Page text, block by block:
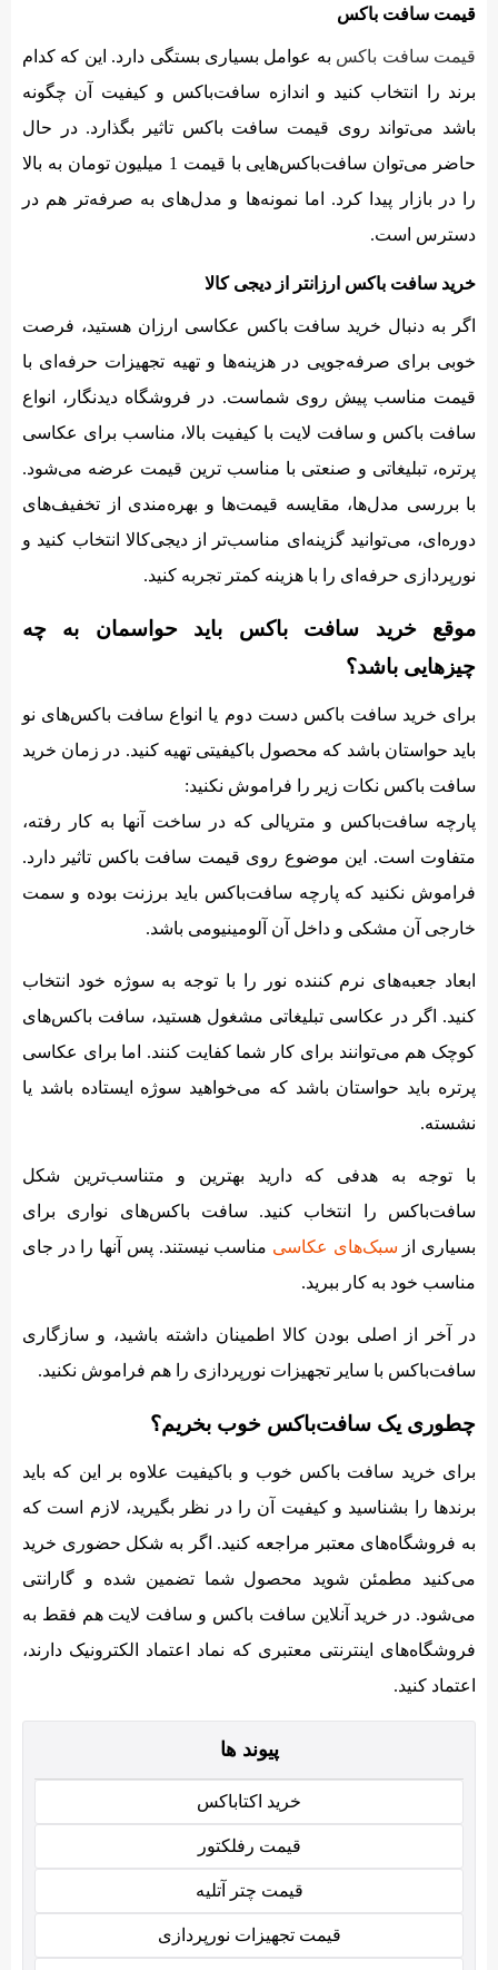
قیمت سافت باکس
قیمت سافت باکس به عوامل بسیاری بستگی دارد. این که کدام
برند را انتخاب کنید و اندازه سافت‌باکس و کیفیت آن چگونه
باشد می‌تواند روی قیمت سافت باکس تاثیر بگذارد. در حال
حاضر می‌توان سافت‌باکس‌هایی با قیمت 1 میلیون تومان به بالا
را در بازار پیدا کرد. اما نمونه‌ها و مدل‌های به صرفه‌تر هم در
دسترس است.
خرید سافت باکس ارزانتر از دیجی کالا
اگر به دنبال خرید سافت باکس عکاسی ارزان‌ هستید، فرصت
خوبی برای صرفه‌جویی در هزینه‌ها و تهیه تجهیزات حرفه‌ای با
قیمت مناسب پیش روی شماست. در فروشگاه دیدنگار، انواع
سافت باکس و سافت لایت با کیفیت بالا، مناسب برای عکاسی
پرتره، تبلیغاتی و صنعتی با مناسب ترین قیمت عرضه می‌شود.
با بررسی مدل‌ها، مقایسه قیمت‌ها و بهره‌مندی از تخفیف‌های
دوره‌ای، می‌توانید گزینه‌ای مناسب‌تر از دیجی‌کالا انتخاب کنید و
نورپردازی حرفه‌ای را با هزینه کمتر تجربه کنید.
موقع خرید سافت باکس باید حواسمان به چه
چیزهایی باشد؟
برای خرید سافت باکس دست دوم یا انواع سافت باکس‌های نو
باید حواستان باشد که محصول باکیفیتی تهیه کنید. در زمان خرید
سافت باکس نکات زیر را فراموش نکنید:
پارچه سافت‌باکس و متریالی که در ساخت آنها به کار رفته،
متفاوت است. این موضوع روی قیمت سافت باکس تاثیر دارد.
فراموش نکنید که پارچه سافت‌باکس باید برزنت بوده و سمت
خارجی آن مشکی و داخل آن آلومینیومی باشد.
ابعاد جعبه‌های نرم کننده نور را با توجه به سوژه خود انتخاب
کنید. اگر در عکاسی تبلیغاتی مشغول هستید، سافت باکس‌های
کوچک هم می‌توانند برای کار شما کفایت کنند. اما برای عکاسی
پرتره باید حواستان باشد که می‌خواهید سوژه ایستاده باشد یا
نشسته.
با توجه به هدفی که دارید بهترین و متناسب‌ترین شکل
سافت‌باکس را انتخاب کنید. سافت باکس‌های نواری برای
بسیاری از سبک‌های عکاسی مناسب نیستند. پس آنها را در جای
مناسب خود به کار ببرید.
در آخر از اصلی بودن کالا اطمینان داشته باشید، و سازگاری
سافت‌باکس با سایر تجهیزات نورپردازی را هم فراموش نکنید.
چطوری یک سافت‌باکس خوب بخریم؟
برای خرید سافت باکس خوب و باکیفیت علاوه بر این که باید
برندها را بشناسید و کیفیت آن را در نظر بگیرید، لازم است که
به فروشگاه‌های معتبر مراجعه کنید. اگر به شکل حضوری خرید
می‌کنید مطمئن شوید محصول شما تضمین شده و گارانتی
می‌شود. در خرید آنلاین سافت باکس و سافت لایت هم فقط به
فروشگاه‌های اینترنتی معتبری که نماد اعتماد الکترونیک دارند،
اعتماد کنید.
پیوند ها
خرید اکتاباکس
قیمت رفلکتور
قیمت چتر آتلیه
قیمت تجهیزات نورپردازی